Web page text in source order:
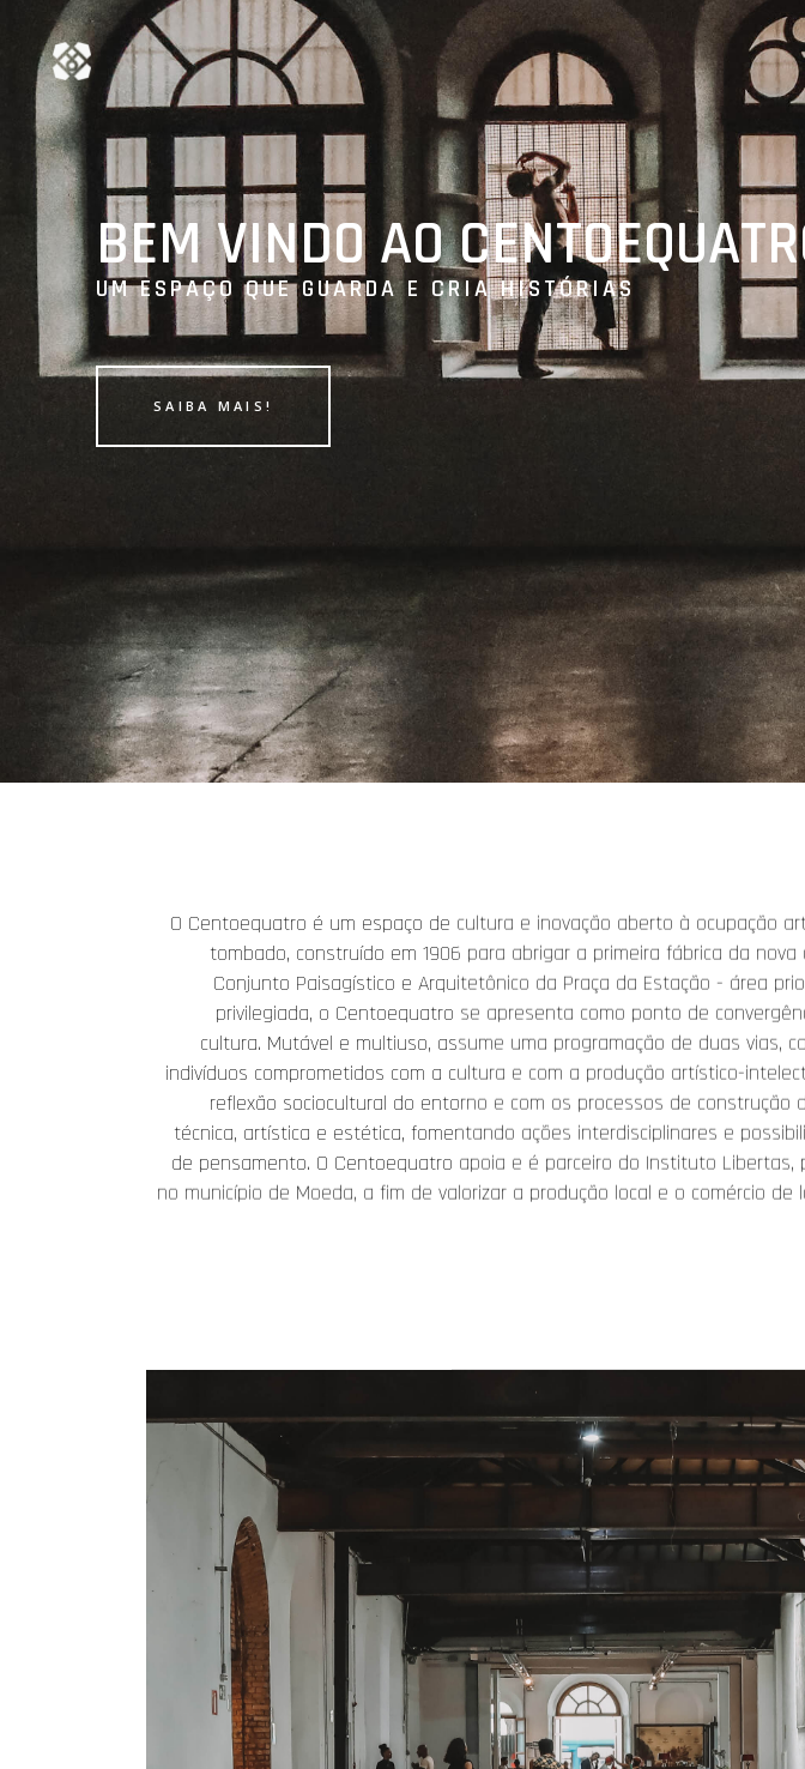
BEM VINDO AO
UM ESPAÇO QUE GUARDA E CRIA HISTÓRIAS
SAIBA MAIS!
O Centoequatro é um espaço de cultura e inovação aberto à ocupação
tombado, construído em 1906 para abrigar a primeira fábrica da
Conjunto Paisagístico e Arquitetônico da Praça da Estação - área
privilegiada, o Centoequatro se apresenta como ponto de
cultura. Mutável e multiuso, assume uma programação de duas vias,
indivíduos comprometidos com a cultura e com a produção artístico-
reflexão sociocultural do entorno e com os processos de
técnica, artística e estética, fomentando ações interdisciplinares e
de pensamento. O Centoequatro apoia e é parceiro do Instituto
no município de Moeda, a fim de valorizar a produção local e o comércio